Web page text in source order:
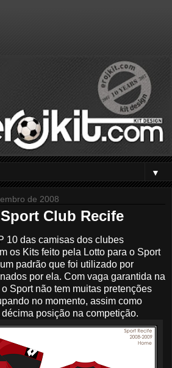
▼
de 2008
Club Recife
10 das camisas dos clubes
os Kits feito pela Lotto para o Sport
padrão que foi utilizado por
por ela. Com vaga garantida na
Sport não tem muitas pretenções
no momento, assim como
posição na competição.